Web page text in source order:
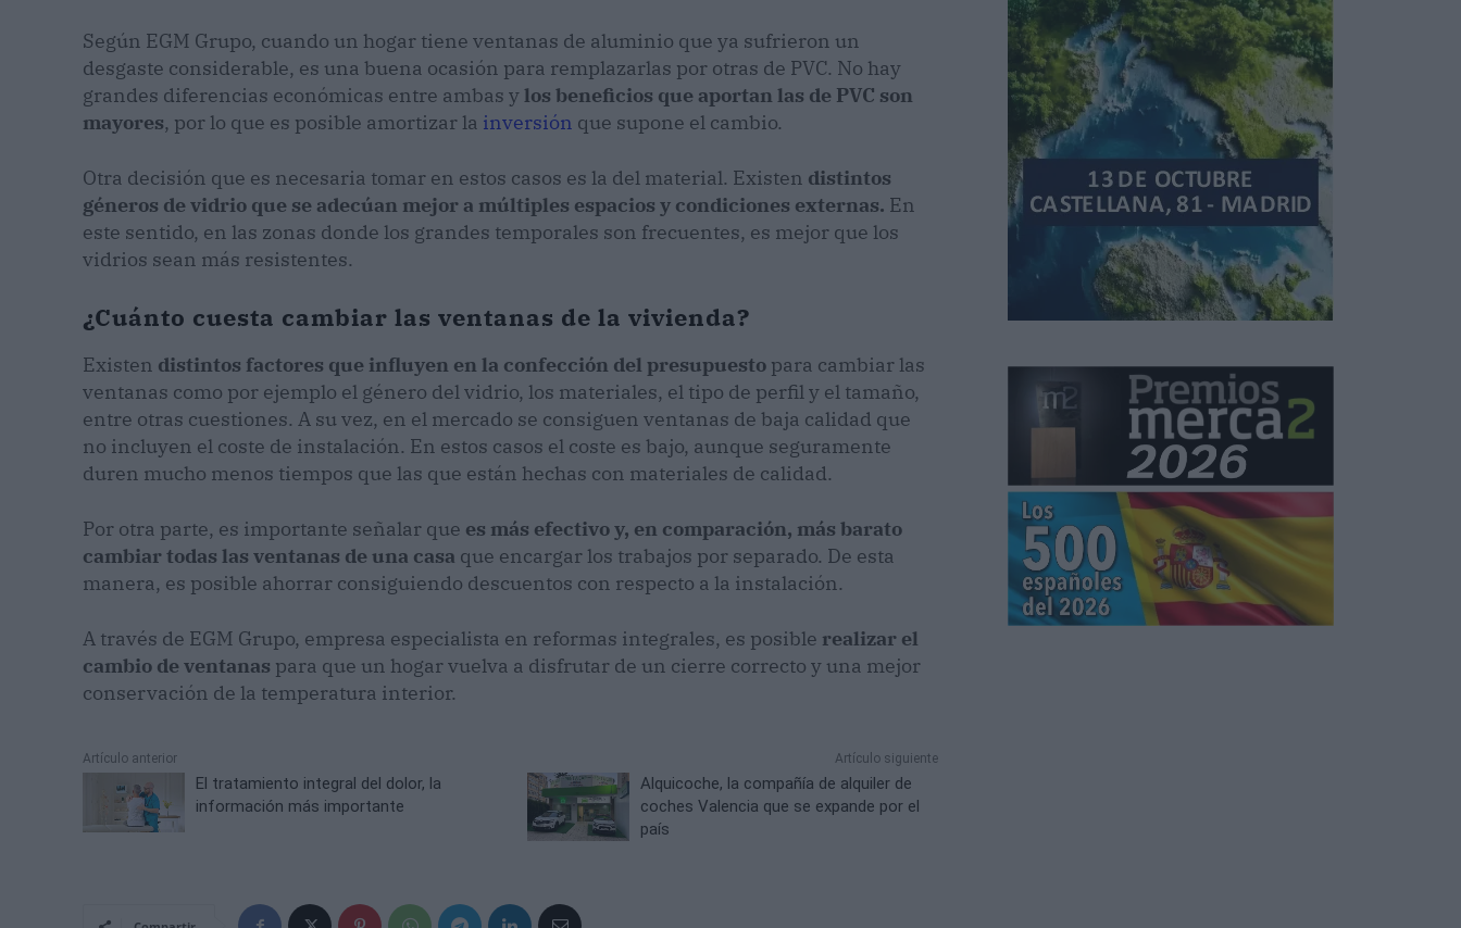
Según EGM Grupo, cuando un hogar tiene ventanas de aluminio que ya sufrieron un
desgaste considerable, es una buena ocasión para remplazarlas por otras de PVC. No hay
grandes diferencias económicas entre ambas ylos beneficios que aportan las de PVC son
mayores, por lo que es posible amortizar la inversión que supone el cambio.
Otra decisión que es necesaria tomar en estos casos es la del material. Existen distintos
géneros de vidrio que se adecúan mejor a múltiples espacios y condiciones externas. En
este sentido, en las zonas donde los grandes temporales son frecuentes, es mejor que los
vidrios sean más resistentes.
¿Cuánto cuesta cambiar las ventanas de la vivienda?
Existen distintos factores que influyen en la confección del presupuesto para cambiar las
ventanas como por ejemplo el género del vidrio, los materiales, el tipo de perfil y el tamaño,
entre otras cuestiones. A su vez, en el mercado se consiguen ventanas de baja calidad que
no incluyen el coste de instalación. En estos casos el coste es bajo, aunque seguramente
duren mucho menos tiempos que las que están hechas con materiales de calidad.
Por otra parte, es importante señalar que es más efectivo y, en comparación, más barato
cambiar todas las ventanas de una casa que encargar los trabajos por separado. De esta
manera, es posible ahorrar consiguiendo descuentos con respecto a la instalación.
A través de EGM Grupo, empresa especialista en reformas integrales, es posible realizar el
cambio de ventanas para que un hogar vuelva a disfrutar de un cierre correcto y una mejor
conservación de la temperatura interior.
Artículo anterior
El tratamiento integral del dolor, la
información más importante
Artículo siguiente
Alquicoche, la compañía de alquiler de
coches Valencia que se expande por el
país